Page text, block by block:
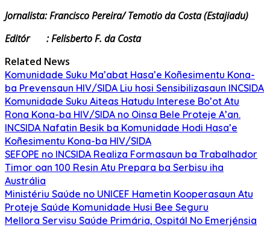
Jornalista: Francisco Pereira/ Temotio da Costa (Estajiadu)
Editór
: Felisberto F. da Costa
Related News
Komunidade Suku Ma’abat Hasa’e Koñesimentu Kona-
ba Prevensaun HIV/SIDA Liu hosi Sensibilizasaun INCSIDA
Komunidade Suku Aiteas Hatudu Interese Bo’ot Atu
Rona Kona-ba HIV/SIDA no Oinsa Bele Proteje A’an.
INCSIDA Nafatin Besik ba Komunidade Hodi Hasa’e
Koñesimentu Kona-ba HIV/SIDA
SEFOPE no INCSIDA Realiza Formasaun ba Trabalhador
Timor oan 100 Resin Atu Prepara ba Serbisu iha
Austrália
Ministériu Saúde no UNICEF Hametin Kooperasaun Atu
Proteje Saúde Komunidade Husi Bee Seguru
Mellora Servisu Saúde Primária, Ospitál No Emerjénsia